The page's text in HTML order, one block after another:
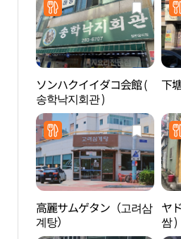
ソンハクイイダコ会館 (
송학낙지회관 )
下
高麗サムゲタン（고려삼
계탕）
ヤ
쌈 )